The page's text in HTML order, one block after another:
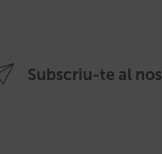
Subscriu-te al